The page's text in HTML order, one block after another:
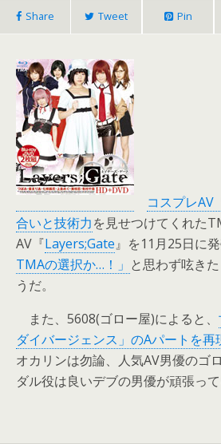
Share Tweet Pin
コスプレAV
合いと技術力を見せつけてくれた
AV『Layers;Gate』を11月25日に発
TMAの選択か…！」 と思わず呟き
うだ。
また、5608(ゴロー屋)によると、
ダイバージェンス」のAパートを再
オカリンは勿論、人気AV男優のゴ
ダル役は良いデブの男優が頑張って